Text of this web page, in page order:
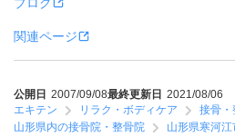
関連ページ
公開日 2007/09/08最終更新日 2021/08/06
エキテン
リラク・ボディケア
接骨・
山形県内の接骨院・整骨院
山形県寒河